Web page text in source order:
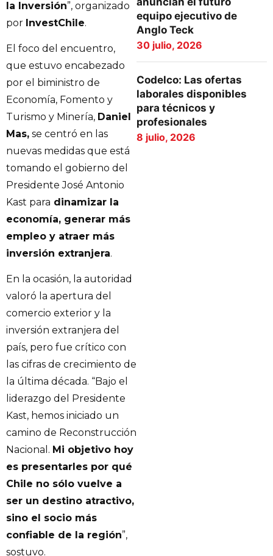
la Inversión”, organizado
por InvestChile.
El foco del encuentro,
que estuvo encabezado
por el biministro de
Economía, Fomento y
Turismo y Minería, Daniel
Mas, se centró en las
nuevas medidas que está
tomando el gobierno del
Presidente José Antonio
Kast para dinamizar la
economía, generar más
empleo y atraer más
inversión extranjera.
En la ocasión, la autoridad
valoró la apertura del
comercio exterior y la
inversión extranjera del
país, pero fue crítico con
las cifras de crecimiento de
la última década. “Bajo el
liderazgo del Presidente
Kast, hemos iniciado un
camino de Reconstrucción
Nacional. Mi objetivo hoy
es presentarles por qué
Chile no sólo vuelve a
ser un destino atractivo,
sino el socio más
confiable de la región”,
sostuvo.
equipo ejecutivo de
Anglo Teck
30 julio, 2026
Codelco: Las ofertas
laborales disponibles
para técnicos y
profesionales
8 julio, 2026